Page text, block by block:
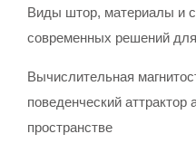
Виды штор, материалы и
современных решений
Вычислительная
поведенческий
пространстве